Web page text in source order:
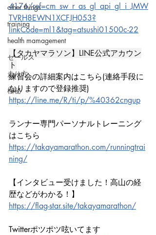
other things
training
health mamagement
セールス
走り方
極秘
4176/ref=cm_sw_r_as_gl_api_gl_i_JMW
TVRH8EWN1XCFJH053?
linkCode=ml1&tag=atsushi01500c-22
【タカヤマラソン】LINE公式アカウン
ト
練習会の詳細案内はこちら(連絡手段に
なりますので登録推奨)
https://line.me/R/ti/p/%40362cngup
ランナー専門パーソナルトレーニング
はこちら
https://takayamarathon.com/runningtrai
ning/
【インタビュー受けました！高山の経
歴などがわかる！】
https://flag-star.site/takayamarathon/
Twitterポツポツ呟いてます